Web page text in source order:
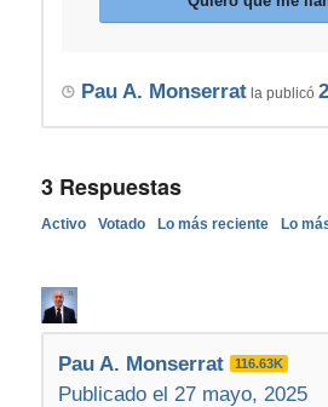
Pau A. Monserratla publicó
3Respuestas
Activo Votado Lo más reciente Lo
Pau A. Monserrat 116.63K
Publicado el 27 mayo, 2025